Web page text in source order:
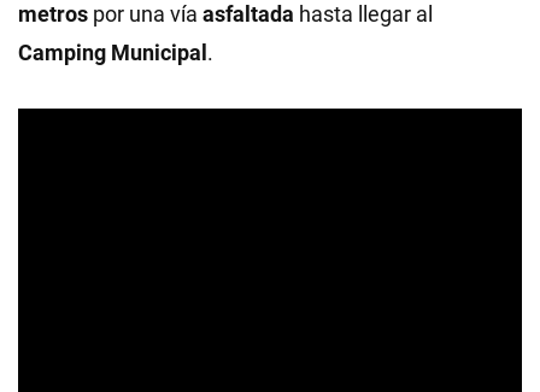
metros por una vía asfaltada hasta llegar al
Camping Municipal .